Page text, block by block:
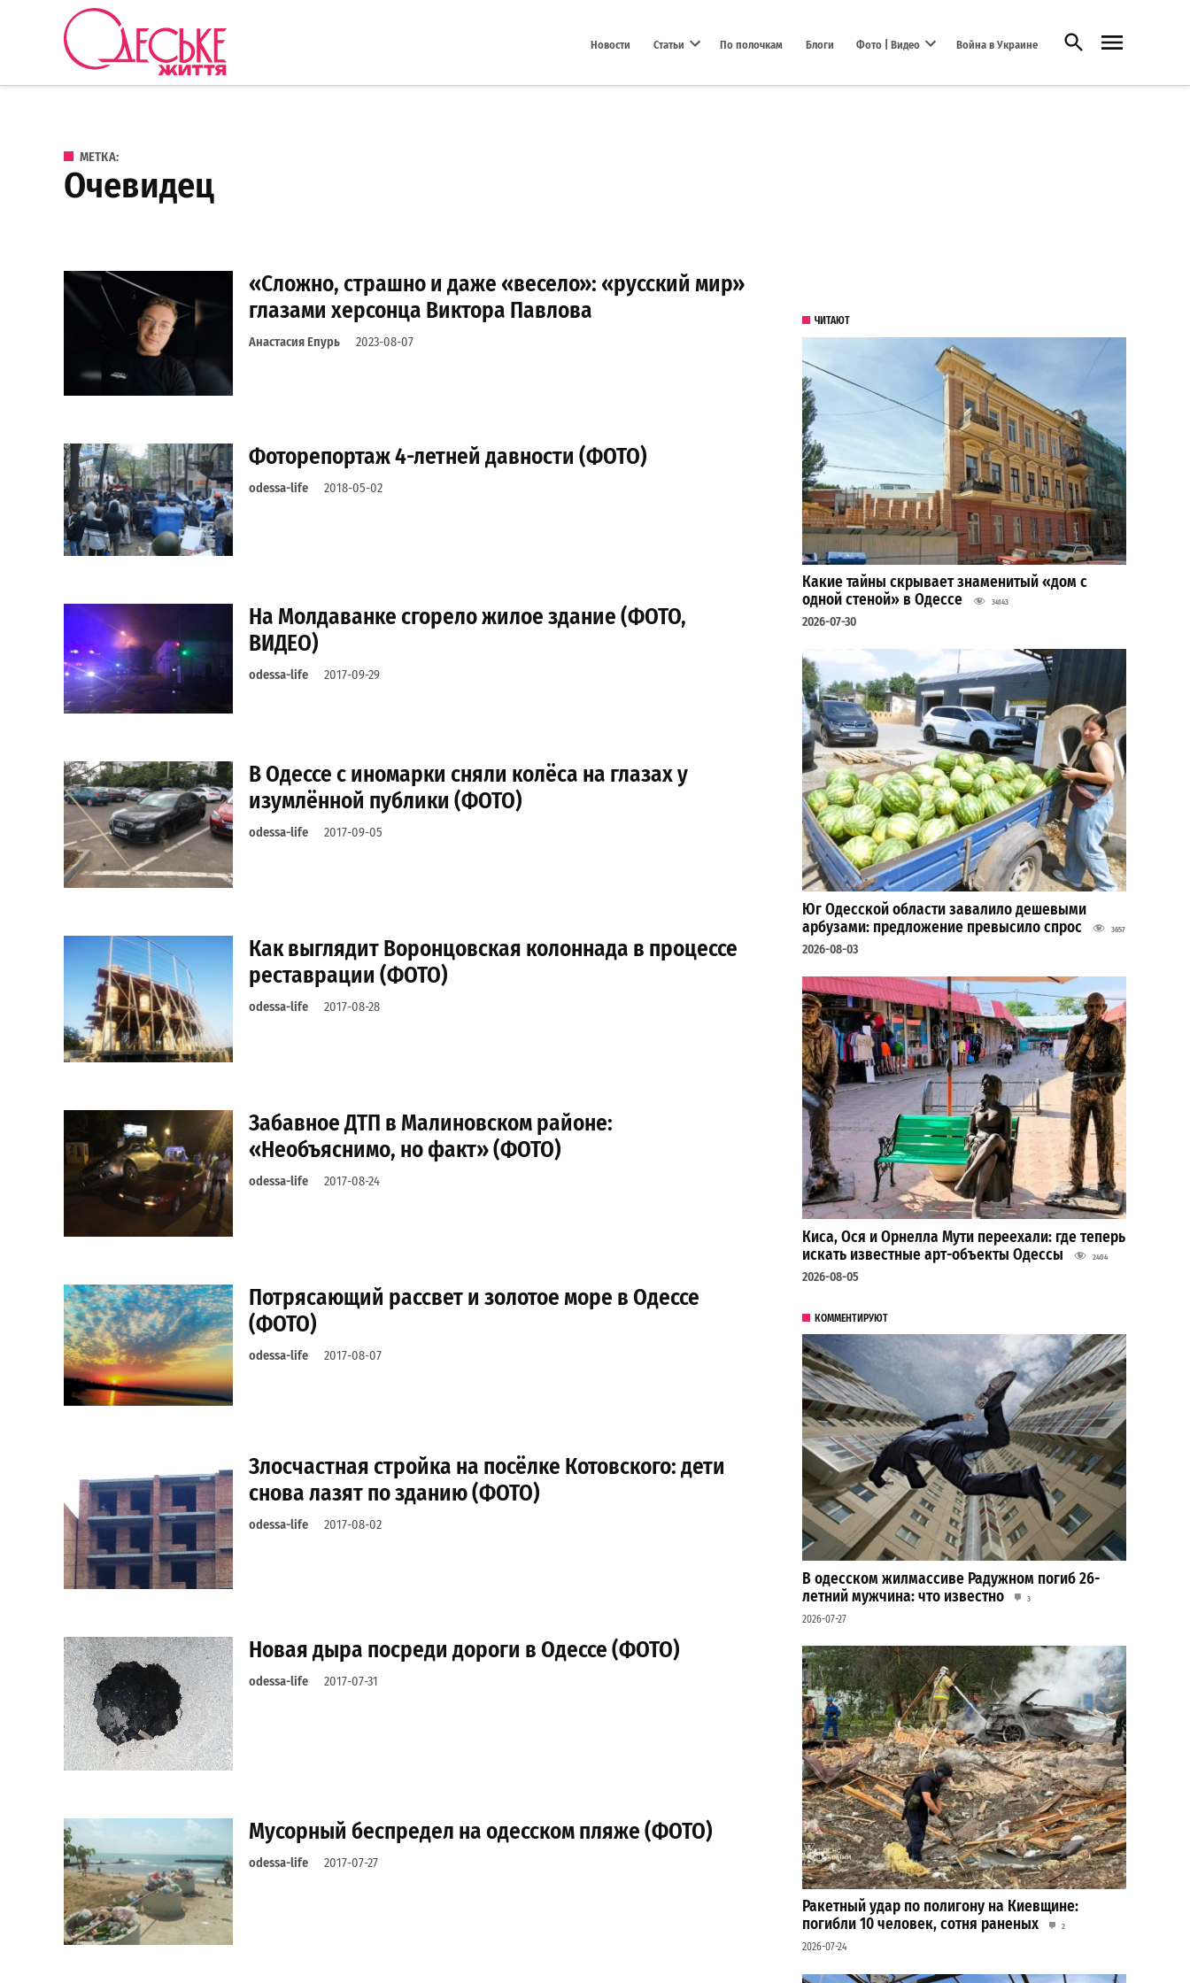
Перейти к содержанию
Новости Статьи По полочкам Блоги Фото | Видео Война в Украине Открыть поиск
МЕТКА:
очевидец
«Сложно, страшно и даже «весело»: «русский мир»
глазами херсонца Виктора Павлова
Анастасия Епурь 2023-08-07
Фоторепортаж 4-летней давности (ФОТО)
odessa-life 2018-05-02
На Молдаванке сгорело жилое здание (ФОТО,
ВИДЕО)
odessa-life 2017-09-29
В Одессе с иномарки сняли колёса на глазах у
изумлённой публики (ФОТО)
odessa-life 2017-09-05
Как выглядит Воронцовская колоннада в процессе
реставрации (ФОТО)
odessa-life 2017-08-28
Забавное ДТП в Малиновском районе:
«Необъяснимо, но факт» (ФОТО)
odessa-life 2017-08-24
Потрясающий рассвет и золотое море в Одессе
(ФОТО)
odessa-life 2017-08-07
Злосчастная стройка на посёлке Котовского: дети
снова лазят по зданию (ФОТО)
odessa-life 2017-08-02
Новая дыра посреди дороги в Одессе (ФОТО)
odessa-life 2017-07-31
Мусорный беспредел на одесском пляже (ФОТО)
odessa-life 2017-07-27
ЧИТАЮТ
Какие тайны скрывает знаменитый «дом с
одной стеной» в Одессе
34143
2026-07-30
Юг Одесской области завалило дешевыми
арбузами: предложение превысило спрос
3657
2026-08-03
Киса, Ося и Орнелла Мути переехали: где теперь
искать известные арт-объекты Одессы
2404
2026-08-05
КОММЕНТИРУЮТ
В одесском жилмассиве Радужном погиб 26-
летний мужчина: что известно
3
2026-07-27
Ракетный удар по полигону на Киевщине:
погибли 10 человек, сотня раненых
2
2026-07-24